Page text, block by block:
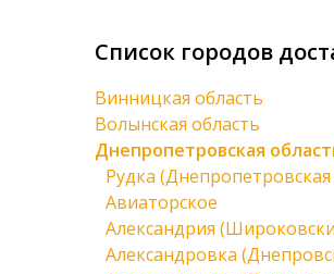
Список городов
Винницкая область
Волынская область
Днепропетровская
Рудка (Днепропетровская
Авиаторское
Александрия
Александровка